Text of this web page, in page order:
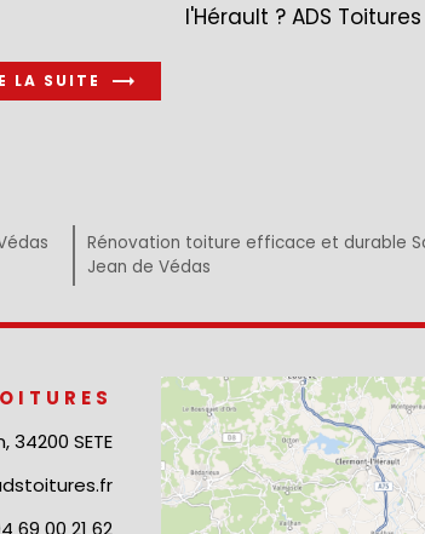
LA SUITE
l'Hérault ? ADS Toitures
Rénovation toiture efficace et durable
Jean de Védas
34200 SETE
69 00 21 62